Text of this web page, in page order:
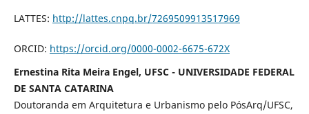
LATTES: http://lattes.cnpq.br/7269509913517969
ORCID: https://orcid.org/0000-0002-6675-672X
Ernestina Rita Meira Engel, UFSC - UNIVERSIDADE FEDERAL
DE SANTA CATARINA
Doutoranda em Arquitetura e Urbanismo pelo PósArq/UFSC,